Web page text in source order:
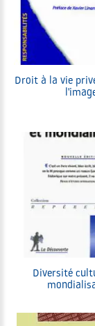
Droit à la vie
Diversité